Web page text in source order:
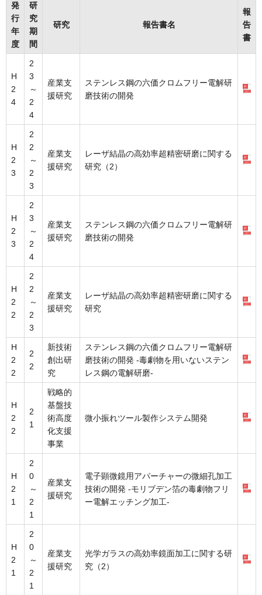
発
行
年
度
研
究
期
間
研究 報告書名
報
告
書
H
2
4
2
3
～
2
4
産業支
援研究
ステンレス鋼の六価クロムフリー電解研
磨技術の開発
H
2
3
2
2
～
2
3
産業支
援研究
レーザ結晶の高効率超精密研磨に関する
研究（2）
H
2
3
2
3
～
2
4
産業支
援研究
ステンレス鋼の六価クロムフリー電解研
磨技術の開発
H
2
2
2
2
～
2
3
産業支
援研究
レーザ結晶の高効率超精密研磨に関する
研究
H
2
2
2
2
新技術
創出研
究
ステンレス鋼の六価クロムフリー電解研
磨技術の開発 -毒劇物を用いないステン
レス鋼の電解研磨-
H
2
2
2
1
戦略的
基盤技
術高度
化支援
事業
微小振れツール製作システム開発
H
2
1
2
0
～
2
1
産業支
援研究
電子顕微鏡用アパーチャーの微細孔加工
技術の開発 -モリブデン箔の毒劇物フリ
ー電解エッチング加工-
H
2
1
2
0
～
2
1
産業支
援研究
光学ガラスの高効率鏡面加工に関する研
究（2）